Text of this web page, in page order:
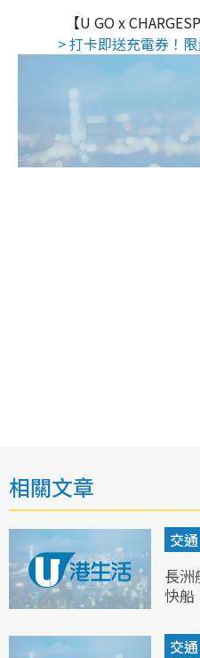
【U GO x
> 打卡即送充電券！
相關文章
交通
長洲
快船
交通